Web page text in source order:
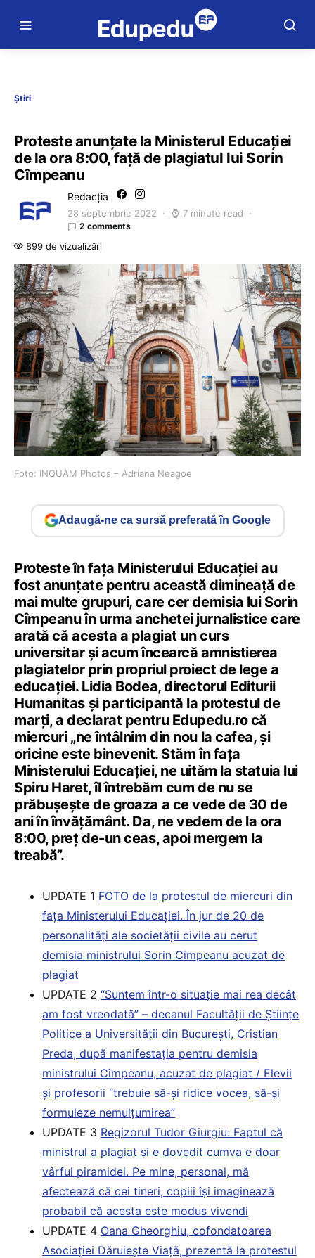
Știri
Proteste anunțate la Ministerul Educației
de la ora 8:00, față de plagiatul lui Sorin
Cîmpeanu
Redacția
28 septembrie 2022 7 minute read
2 comments
899 de vizualizări
Foto: INQUAM Photos – Adriana Neagoe
Adaugă-ne ca sursă preferată în Google
Proteste în fața Ministerului Educației au
fost anunțate pentru această dimineață de
mai multe grupuri, care cer demisia lui Sorin
Cîmpeanu în urma anchetei jurnalistice care
arată că acesta a plagiat un curs
universitar și acum încearcă amnistierea
plagiatelor prin propriul proiect de lege a
educației. Lidia Bodea, directorul Editurii
Humanitas și participantă la protestul de
marți, a declarat pentru Edupedu.ro că
miercuri „ne întâlnim din nou la cafea, și
oricine este binevenit. Stăm în fața
Ministerului Educației, ne uităm la statuia lui
Spiru Haret, îl întrebăm cum de nu se
prăbușește de groaza a ce vede de 30 de
ani în învățământ. Da, ne vedem de la ora
8:00, preț de-un ceas, apoi mergem la
treabă”.
UPDATE 1 FOTO de la protestul de miercuri din
fața Ministerului Educației. În jur de 20 de
personalități ale societății civile au cerut
demisia ministrului Sorin Cîmpeanu acuzat de
plagiat
UPDATE 2 “Suntem într-o situație mai rea decât
am fost vreodată” – decanul Facultății de Științe
Politice a Universității din București, Cristian
Preda, după manifestația pentru demisia
ministrului Cîmpeanu, acuzat de plagiat / Elevii
și profesorii “trebuie să-și ridice vocea, să-și
formuleze nemulțumirea”
UPDATE 3 Regizorul Tudor Giurgiu: Faptul că
ministrul a plagiat și e dovedit cumva e doar
vârful piramidei. Pe mine, personal, mă
afectează că cei tineri, copiii își imaginează
probabil că acesta este modus vivendi
UPDATE 4 Oana Gheorghiu, cofondatoarea
Asociației Dăruiește Viață, prezentă la protestul